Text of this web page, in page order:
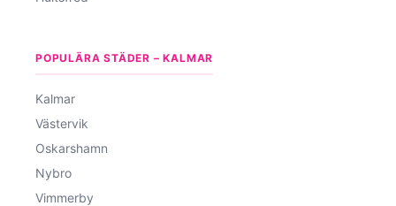
POPULÄRA STÄDER – KALMAR
Kalmar
Västervik
Oskarshamn
Nybro
Vimmerby